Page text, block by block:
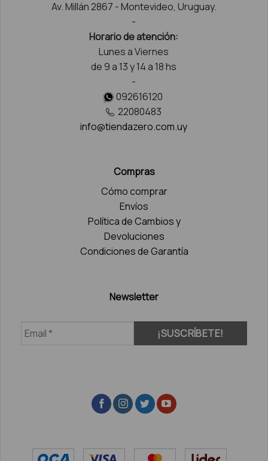
Av. Millán 2867 - Montevideo, Uruguay.
-
Horario de atención:
Lunes a Viernes
de 9 a 13 y 14 a 18 hs
-
092616120
22080483
info@tiendazero.com.uy
Compras
Cómo comprar
Envíos
Política de Cambios y
Devoluciones
Condiciones de Garantía
Newsletter